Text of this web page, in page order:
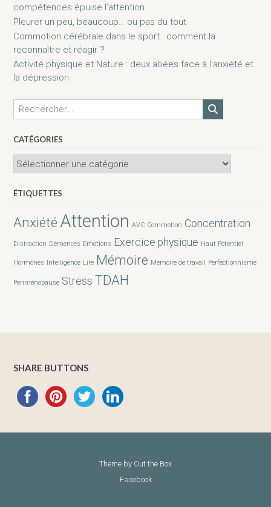
compétences épuise l’attention
Pleurer un peu, beaucoup… ou pas du tout
Commotion cérébrale dans le sport : comment la
reconnaître et réagir ?
Activité physique et Nature : deux alliées face à l’anxiété et
la dépression
CATÉGORIES
Catégories
ÉTIQUETTES
Anxiété Attention AVC Commotion Concentration
Distraction Démences Emotions Exercice physique Haut Potentiel
Hormones Intelligence Lire Mémoire Mémoire de travail Perfectionnisme
Periménopause Stress TDAH
SHARE BUTTONS
Theme by Out the Box
Facebook